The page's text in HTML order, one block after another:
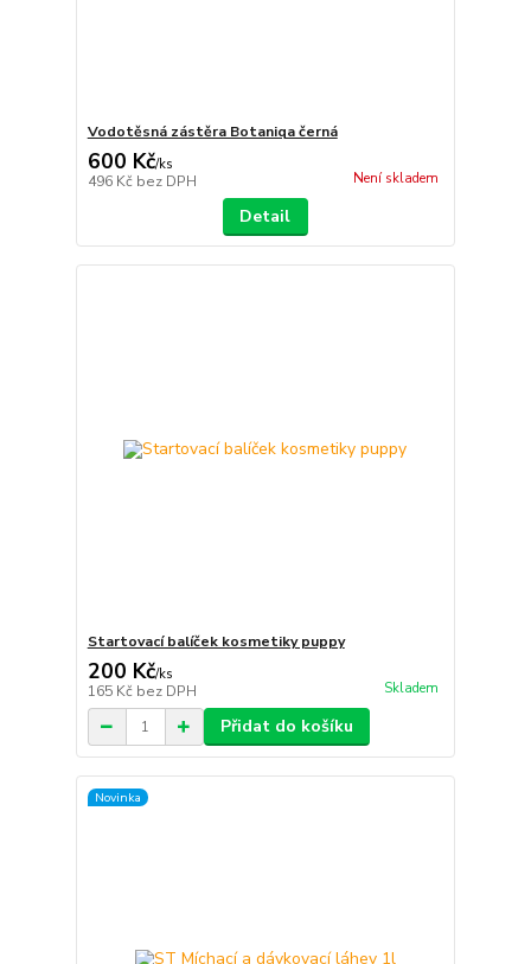
Vodotěsná zástěra Botaniqa černá
600 Kč/ks
496 Kč bez DPH Není skladem
Detail
Startovací balíček kosmetiky puppy
200 Kč/ks
165 Kč bez DPH Skladem
Přidat do košíku
Novinka